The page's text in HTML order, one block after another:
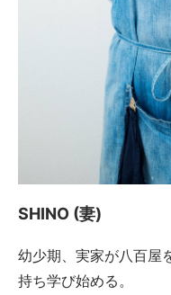
SHINO (妻)
幼少期、実家が八百屋
持ち学び始める。